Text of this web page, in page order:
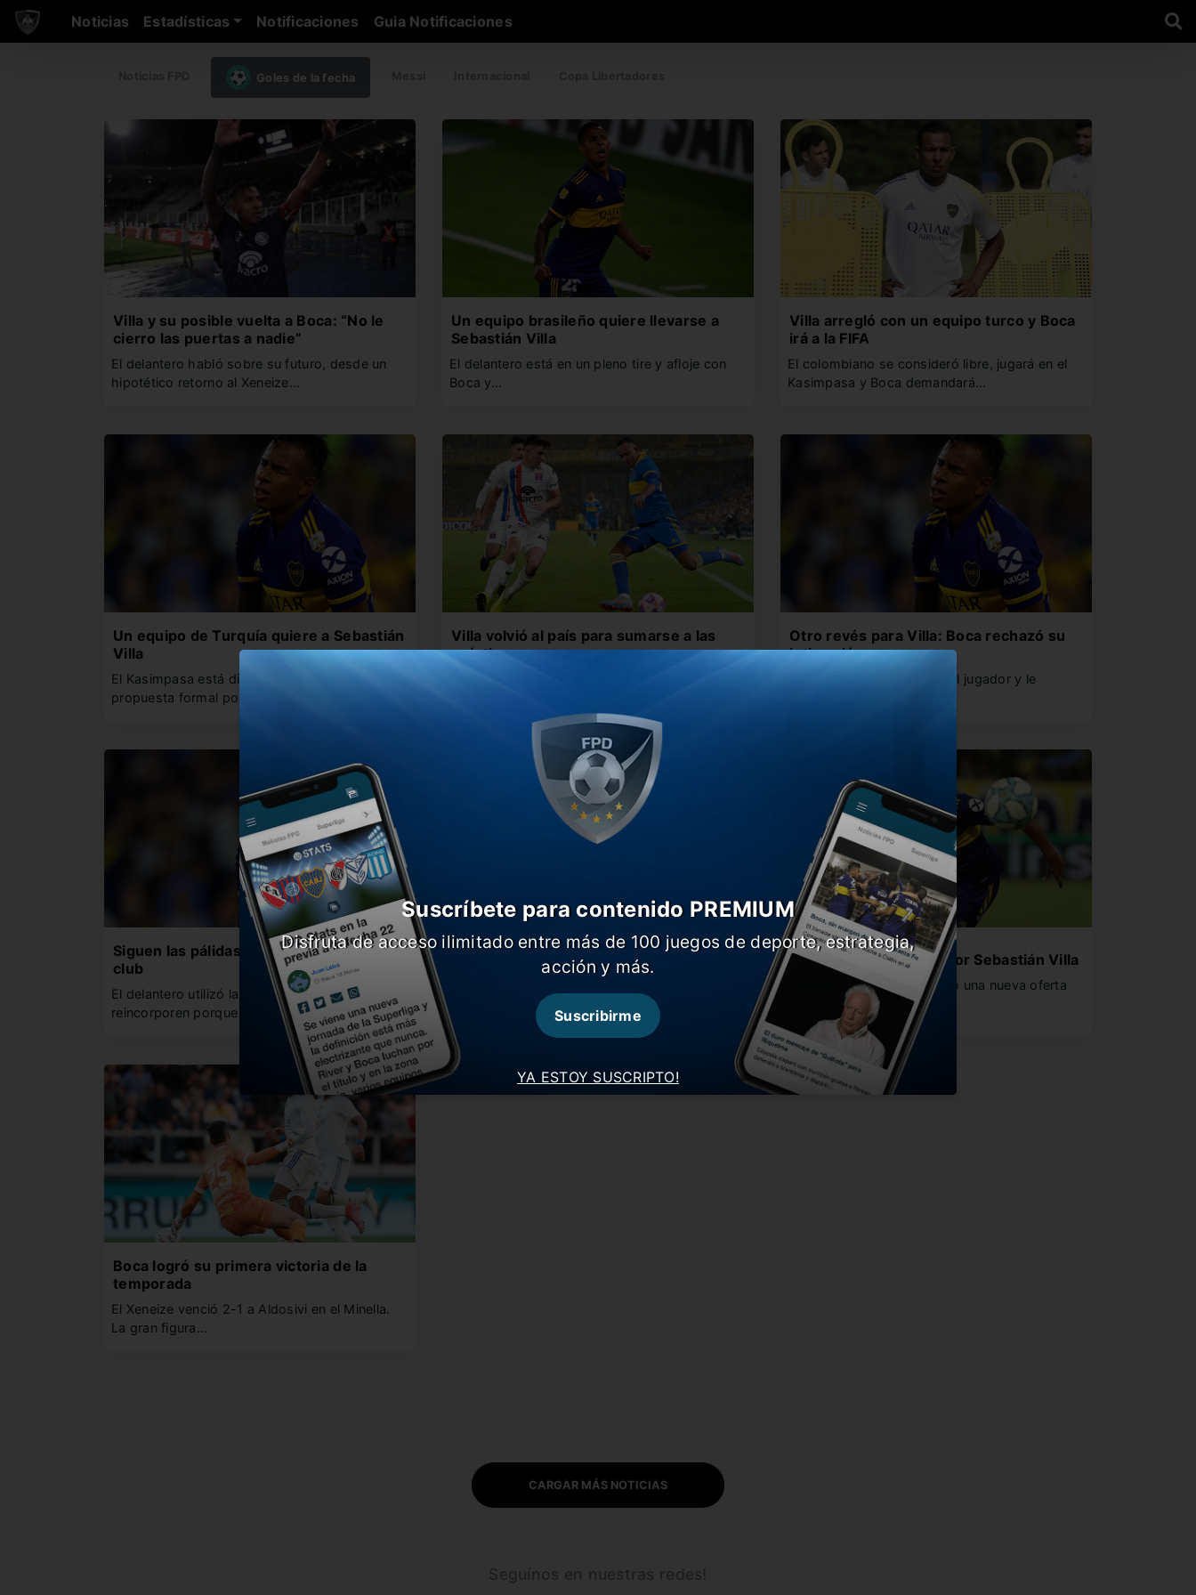
Noticias Estadísticas Notificaciones Guia Notificaciones
Goles de la fecha
Villa y su posible vuelta a Boca: “No le
cierro las puertas a nadie”
El delantero habló sobre su futuro, desde un
hipotético retorno al Xeneize…
Un equipo brasileño quiere llevarse a
Sebastián Villa
El delantero está en un pleno tire y afloje con
Boca y…
Villa arregló con un equipo turco y Boca
irá a la FIFA
El colombiano se consideró libre, jugará en el
Kasimpasa y Boca demandará…
Un equipo de Turquía quiere a Sebastián
Villa
El Kasimpasa está dispuesto a hacer una
propuesta formal por el delantero…
Villa volvió al país para sumarse a las
prácticas
Otro revés para Villa: Boca rechazó su
intimación
El club declinó el pedido del jugador y le
Siguen las pálidas en Boca: Villa intimó al
club
El delantero utilizó la vía legal para que lo
reincorporen porque sino…
La publicación de Sebastián Villa
algunas horas, el…
Inter volvió a la carga por Sebastián Villa
El club de Porto Alegre hizo una nueva oferta
por el colombiano…
Boca logró su primera victoria de la
temporada
El Xeneize venció 2-1 a Aldosivi en el Minella.
La gran figura…
CARGAR MÁS NOTICIAS
YA ESTOY SUSCRIPTO!
Suscríbete para contenido PREMIUM
Disfruta de acceso ilimitado entre más de 100 juegos de deporte, estrategia,
acción y más.
Suscribirme